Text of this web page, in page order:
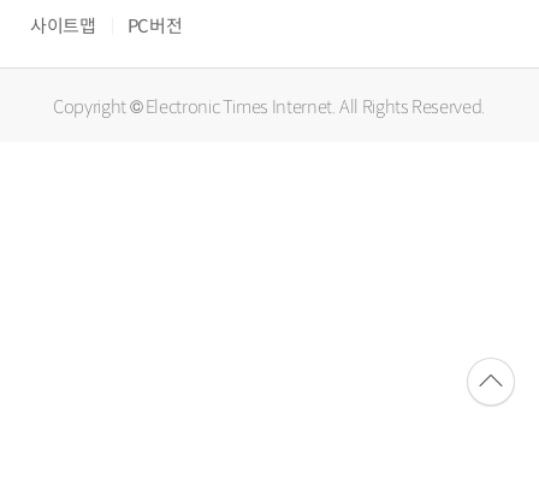
사이트맵
PC버전
Copyright © Electronic Times Internet. All Rights Reserved.